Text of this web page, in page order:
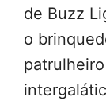
de Buzz
o